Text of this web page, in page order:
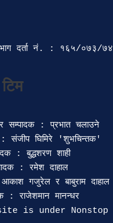
दर्ता‍ नं. : १६५/०७३/७४
हाम्रो टिम
सम्पादक : प्रभात चलाउने
: संजीप घिमिरे 'शुभचिन्तक'
: बुद्धशरण शाही
: रमेश दाहाल
गजुरेल र बाबुराम दाहाल
: राजेशमान मानन्धर